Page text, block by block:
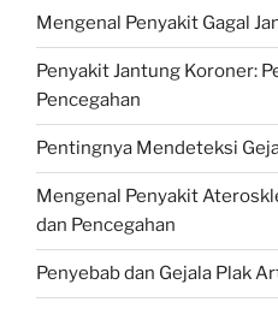
Mengenal Penyakit Gagal
Penyakit Jantung Koroner:
Pencegahan
Pentingnya Mendeteksi
Mengenal Penyakit
dan Pencegahan
Penyebab dan Gejala Plak